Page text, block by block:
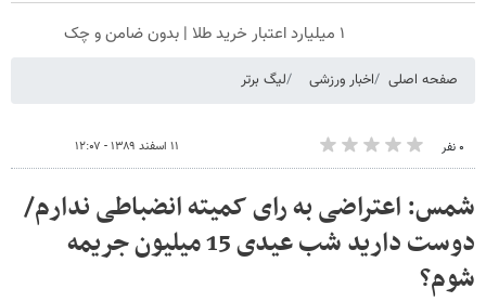
۱ میلیارد اعتبار خرید طلا | بدون ضامن و چک
صفحه اصلی اخبار ورزشی لیگ برتر
۰ نفر ۱۱ اسفند ۱۳۸۹ - ۱۲:۰۷
شمس: اعتراضی به رای کمیته انضباطی ندارم/
دوست دارید شب عیدی 15 میلیون جریمه
شوم؟